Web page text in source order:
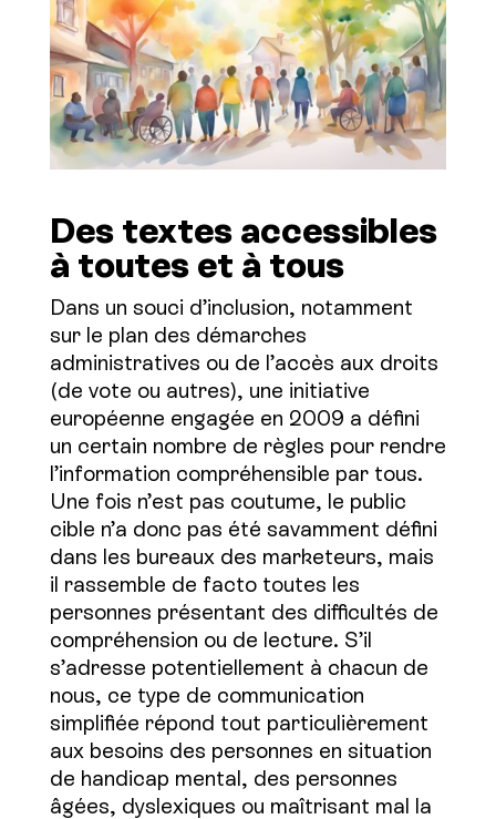
Des textes accessibles
à toutes et à tous
Dans un souci d’inclusion, notamment
sur le plan des démarches
administratives ou de l’accès aux droits
(de vote ou autres), une initiative
européenne engagée en 2009 a défini
un certain nombre de règles pour rendre
l’information compréhensible par tous.
Une fois n’est pas coutume, le public
cible n’a donc pas été savamment défini
dans les bureaux des marketeurs, mais
il rassemble de facto toutes les
personnes présentant des difficultés de
compréhension ou de lecture. S’il
s’adresse potentiellement à chacun de
nous, ce type de communication
simplifiée répond tout particulièrement
aux besoins des personnes en situation
de handicap mental, des personnes
âgées, dyslexiques ou maîtrisant mal la